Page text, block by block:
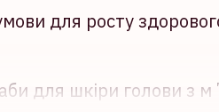
для росту
для шкіри голови з